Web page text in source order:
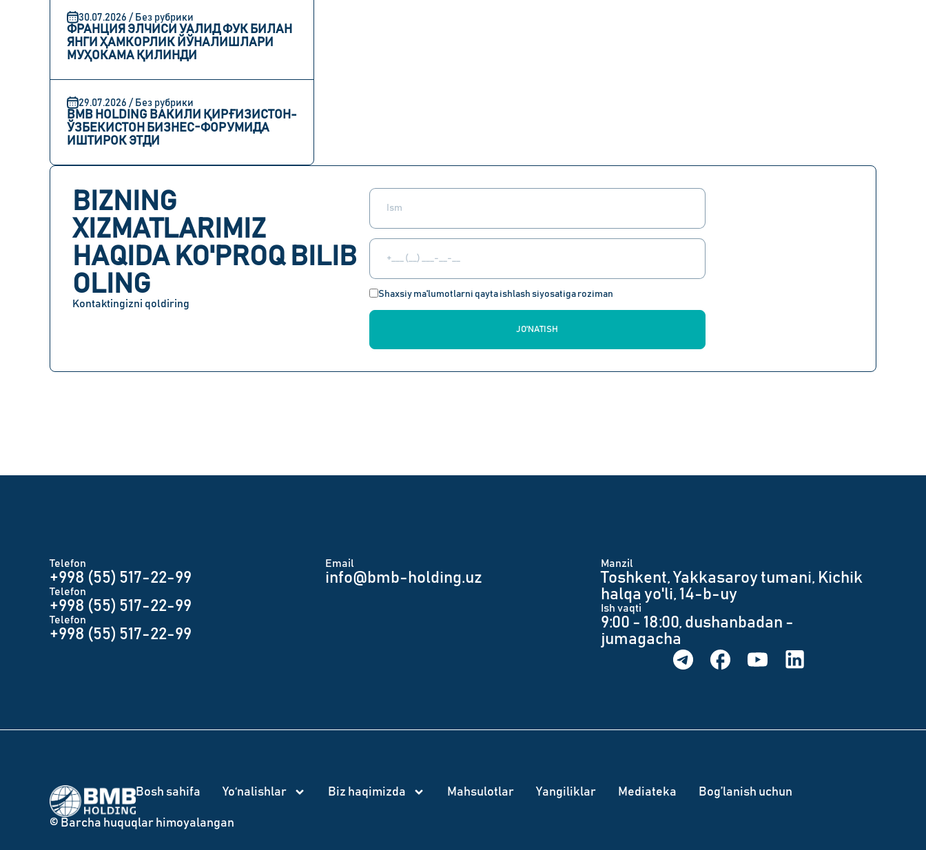
30.07.2026 / Без рубрики
ФРАНЦИЯ ЭЛЧИСИ УАЛИД ФУК БИЛАН
ЯНГИ ҲАМКОРЛИК ЙЎНАЛИШЛАРИ
МУҲОКАМА ҚИЛИНДИ
29.07.2026 / Без рубрики
BMB HOLDING ВАКИЛИ ҚИРҒИЗИСТОН-
ЎЗБЕКИСТОН БИЗНЕС-ФОРУМИДА
ИШТИРОК ЭТДИ
BIZNING
XIZMATLARIMIZ
HAQIDA KO'PROQ BILIB
OLING
Kontaktingizni qoldiring
Shaxsiy ma'lumotlarni qayta ishlash siyosatiga roziman
JO'NATISH
Telefon
+998 (55) 517-22-99
Telefon
+998 (55) 517-22-99
Telefon
+998 (55) 517-22-99
Email
info@bmb-holding.uz​
Manzil
Toshkent, Yakkasaroy tumani, Kichik
halqa yo'li, 14-b-uy
Ish vaqti
9:00 - 18:00, dushanbadan -
jumagacha
Bosh sahifa Yo‘nalishlar Biz haqimizda Mahsulotlar Yangiliklar Mediateka Bog’lanish uchun
© Barcha huquqlar himoyalangan